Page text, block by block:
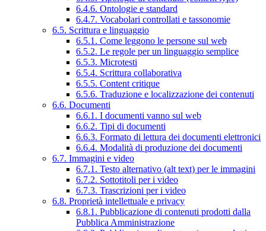
6.4.6. Ontologie e standard
6.4.7. Vocabolari controllati e tassonomie
6.5. Scrittura e linguaggio
6.5.1. Come leggono le persone sul web
6.5.2. Le regole per un linguaggio semplice
6.5.3. Microtesti
6.5.4. Scrittura collaborativa
6.5.5. Content critique
6.5.6. Traduzione e localizzazione dei contenuti
6.6. Documenti
6.6.1. I documenti vanno sul web
6.6.2. Tipi di documenti
6.6.3. Formato di lettura dei documenti elettronici
6.6.4. Modalità di produzione dei documenti
6.7. Immagini e video
6.7.1. Testo alternativo (alt text) per le immagini
6.7.2. Sottotitoli per i video
6.7.3. Trascrizioni per i video
6.8. Proprietà intellettuale e privacy
6.8.1. Pubblicazione di contenuti prodotti dalla
Pubblica Amministrazione